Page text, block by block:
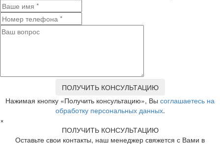
Нажимая кнопку «Получить консультацию», Вы соглашаетесь на
обработку персональных данных.
×
ПОЛУЧИТЬ КОНСУЛЬТАЦИЮ
Оставьте свои контакты, наш менеджер свяжется с Вами в